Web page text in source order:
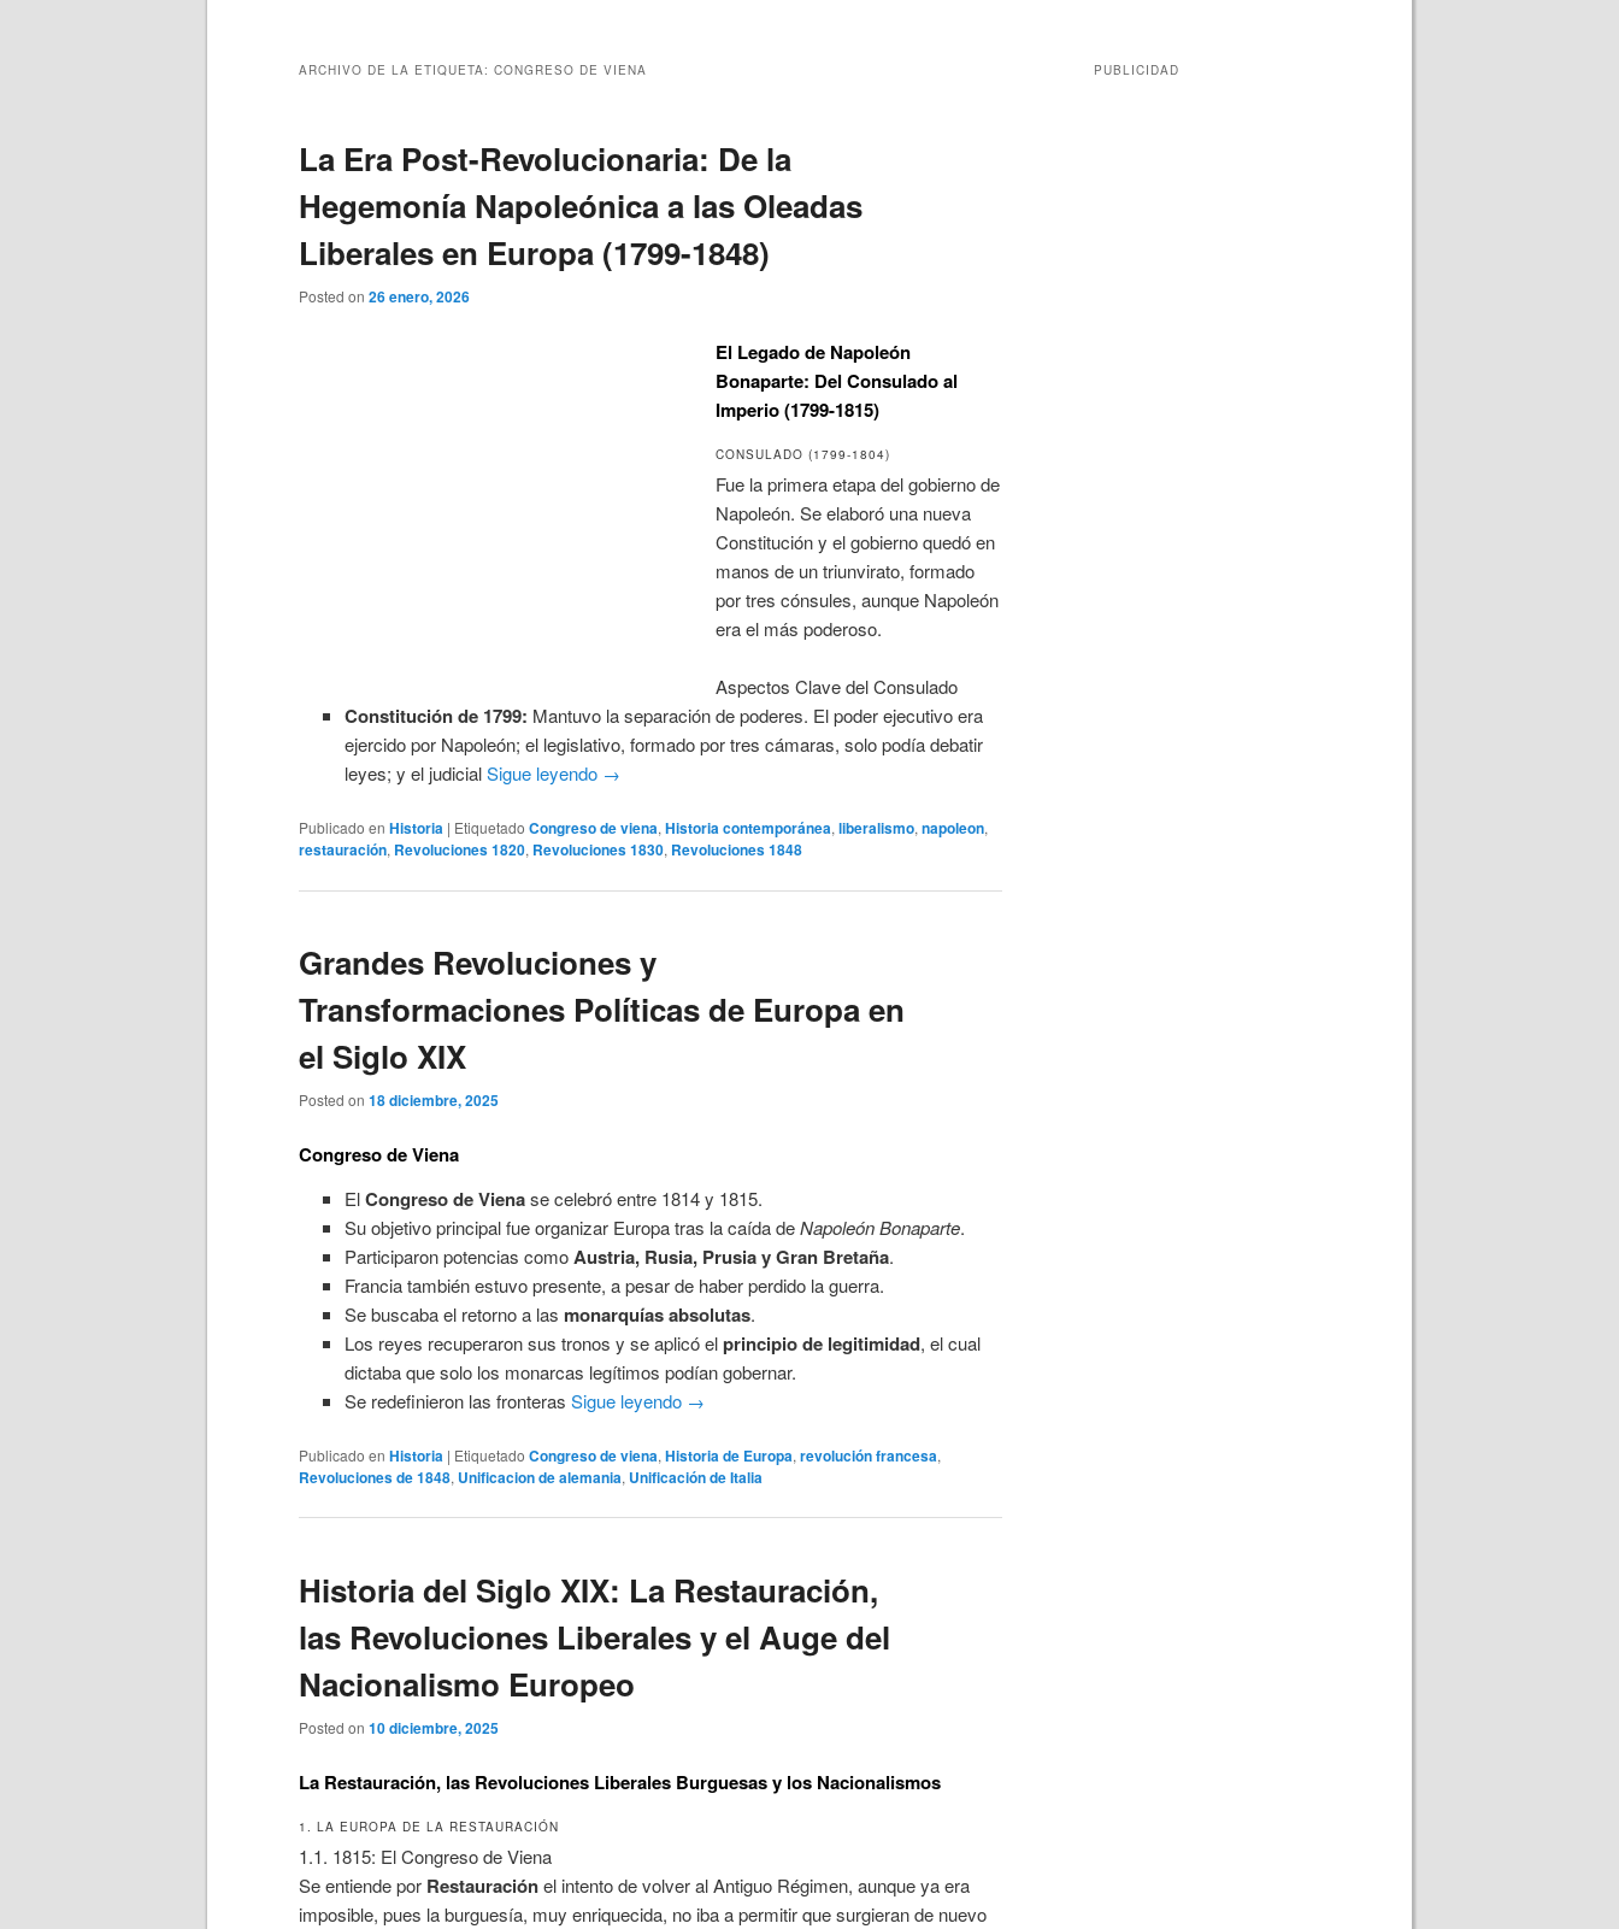
ARCHIVO DE LA ETIQUETA: CONGRESO DE VIENA
La Era Post-Revolucionaria: De la
Hegemonía Napoleónica a las Oleadas
Liberales en Europa (1799-1848)
Posted on 26 enero, 2026
El Legado de Napoleón
Bonaparte: Del Consulado al
Imperio (1799-1815)
CONSULADO (1799-1804)
Fue la primera etapa del gobierno de
Napoleón. Se elaboró una nueva
Constitución y el gobierno quedó en
manos de un triunvirato, formado
por tres cónsules, aunque Napoleón
era el más poderoso.
Aspectos Clave del Consulado
Constitución de 1799: Mantuvo la separación de poderes. El poder ejecutivo era
ejercido por Napoleón; el legislativo, formado por tres cámaras, solo podía debatir
leyes; y el judicialSigue leyendo →
Publicado en Historia | Etiquetado Congreso de viena,Historia contemporánea,liberalismo,napoleon,
restauración, Revoluciones 1820, Revoluciones 1830, Revoluciones 1848
Grandes Revoluciones y
Transformaciones Políticas de Europa en
el Siglo XIX
Posted on 18 diciembre, 2025
Congreso de Viena
ElCongreso de Vienase celebró entre 1814 y 1815.
Su objetivo principal fue organizar Europa tras la caída deNapoleón Bonaparte.
Participaron potencias comoAustria, Rusia, Prusia y Gran Bretaña.
Francia también estuvo presente, a pesar de haber perdido la guerra.
Se buscaba el retorno a las monarquías absolutas.
Los reyes recuperaron sus tronos y se aplicó elprincipio de legitimidad, el cual
dictaba que solo los monarcas legítimos podían gobernar.
Se redefinieron las fronteras Sigue leyendo →
Publicado en Historia | Etiquetado Congreso de viena, Historia de Europa, revolución francesa,
Revoluciones de 1848, Unificacion de alemania, Unificación de Italia
Historia del Siglo XIX: La Restauración,
las Revoluciones Liberales y el Auge del
Nacionalismo Europeo
Posted on 10 diciembre, 2025
La Restauración, las Revoluciones Liberales Burguesas y los Nacionalismos
1. LA EUROPA DE LA RESTAURACIÓN
1.1. 1815: El Congreso de Viena
Se entiende por Restauraciónel intento de volver al Antiguo Régimen, aunque ya era
imposible, pues la burguesía, muy enriquecida, no iba a permitir que surgieran de nuevo
PUBLICIDAD